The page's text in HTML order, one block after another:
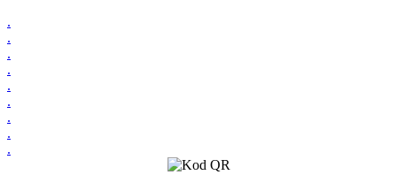
.
.
.
.
.
.
.
.
.